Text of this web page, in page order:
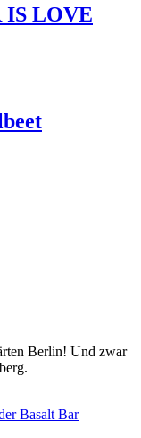
IS LOVE
Berlin! Und zwar
Basalt Bar